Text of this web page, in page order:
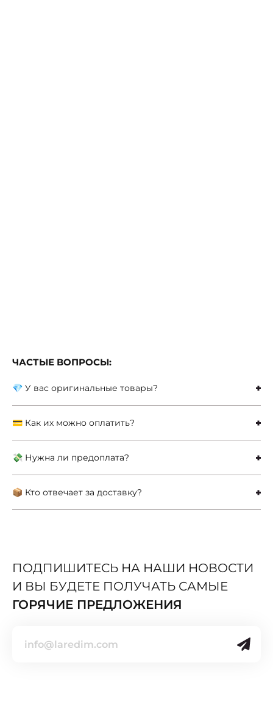
ЧАСТЫЕ ВОПРОСЫ:
💎 У вас оригинальные товары?
💳 Как их можно оплатить?
💸 Нужна ли предоплата?
📦 Кто отвечает за доставку?
ПОДПИШИТЕСЬ НА НАШИ НОВОСТИ
И ВЫ БУДЕТЕ ПОЛУЧАТЬ САМЫЕ
ГОРЯЧИЕ ПРЕДЛОЖЕНИЯ